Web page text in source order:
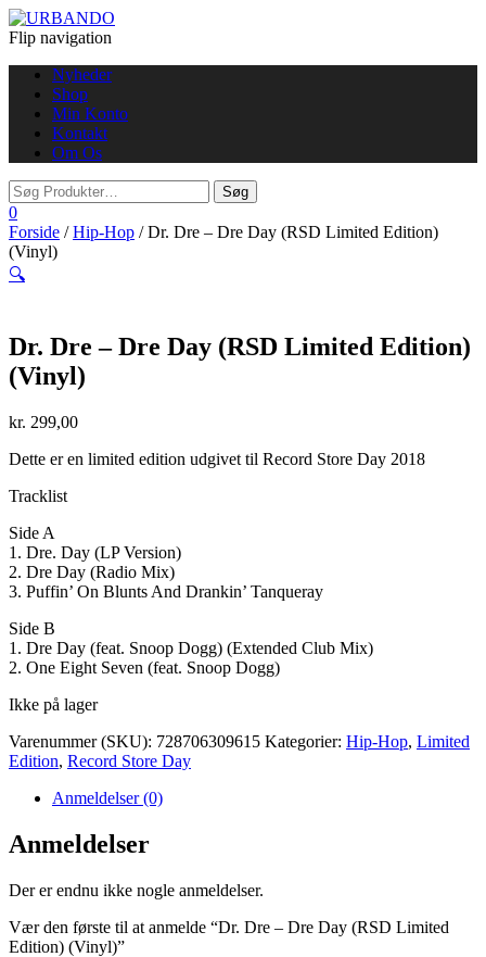
Flip navigation
Nyheder
Shop
Min Konto
Kontakt
Om Os
0
Forside /Hip-Hop / Dr. Dre – Dre Day (RSD Limited Edition)
(Vinyl)
🔍
Dr. Dre – Dre Day (RSD Limited Edition)
(Vinyl)
kr. 299,00
Dette er en limited edition udgivet til Record Store Day 2018
Tracklist
Side A
1. Dre. Day (LP Version)
2. Dre Day (Radio Mix)
3. Puffin’ On Blunts And Drankin’ Tanqueray
Side B
1. Dre Day (feat. Snoop Dogg) (Extended Club Mix)
2. One Eight Seven (feat. Snoop Dogg)
Ikke på lager
Varenummer (SKU): 728706309615 Kategorier: Hip-Hop, Limited
Edition, Record Store Day
Anmeldelser (0)
Anmeldelser
Der er endnu ikke nogle anmeldelser.
Vær den første til at anmelde “Dr. Dre – Dre Day (RSD Limited
Edition) (Vinyl)”